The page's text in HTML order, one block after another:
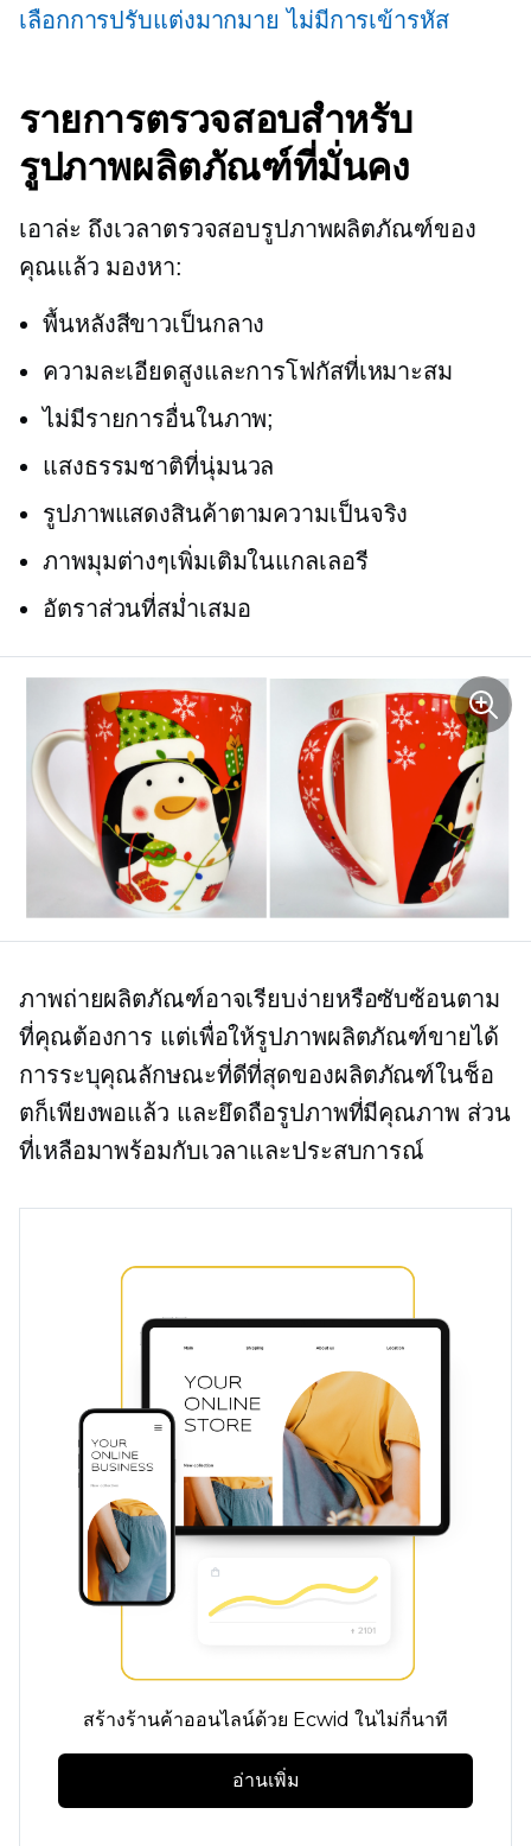
เลือกการปรับแต่งมากมาย ไม่มีการเข้ารหัส
รายการตรวจสอบสำหรับ
รูปภาพผลิตภัณฑ์ที่มั่นคง
เอาล่ะ ถึงเวลาตรวจสอบรูปภาพผลิตภัณฑ์ของ
คุณแล้ว มองหา:
พื้นหลังสีขาวเป็นกลาง
ความละเอียดสูงและการโฟกัสที่เหมาะสม
ไม่มีรายการอื่นในภาพ;
แสงธรรมชาติที่นุ่มนวล
รูปภาพแสดงสินค้าตามความเป็นจริง
ภาพมุมต่างๆเพิ่มเติมในแกลเลอรี
อัตราส่วนที่สม่ำเสมอ
ภาพถ่ายผลิตภัณฑ์อาจเรียบง่ายหรือซับซ้อนตาม
ที่คุณต้องการ แต่เพื่อให้รูปภาพผลิตภัณฑ์ขายได้
การระบุคุณลักษณะที่ดีที่สุดของผลิตภัณฑ์ในช็อ
ตก็เพียงพอแล้ว และยึดถือรูปภาพที่มีคุณภาพ ส่วน
ที่เหลือมาพร้อมกับเวลาและประสบการณ์
สร้างร้านค้าออนไลน์ด้วย Ecwid ในไม่กี่นาที
อ่านเพิ่ม